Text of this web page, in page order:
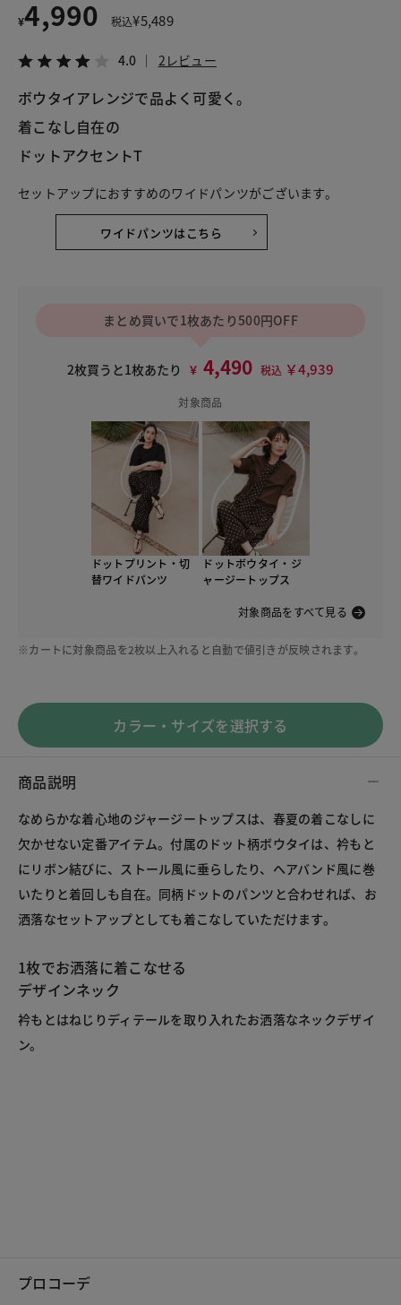
¥4,990 税込¥5,489
4.0 2レビュー
ボウタイアレンジで品よく可愛く。
着こなし自在の
ドットアクセントT
セットアップにおすすめのワイドパンツがございます。
ワイドパンツはこちら
まとめ買いで1枚あたり500円OFF
2枚買うと1枚あたり ￥ 4,490 税込 ￥4,939
対象商品
ドットプリント・切
替ワイドパンツ
ドットボウタイ・ジ
ャージートップス
対象商品をすべて見る
※カートに対象商品を2枚以上入れると自動で値引きが反映されます。
カラー・サイズを選択する
商品説明
なめらかな着心地のジャージートップスは、春夏の着こなしに
欠かせない定番アイテム。付属のドット柄ボウタイは、衿もと
にリボン結びに、ストール風に垂らしたり、ヘアバンド風に巻
いたりと着回しも自在。同柄ドットのパンツと合わせれば、お
洒落なセットアップとしても着こなしていただけます。
1枚でお洒落に着こなせる
衿もとはねじりディテールを取り入れたお洒落なネックデザイ
ン。
プロコーデ
ドットボウタイ・ジャージートップス
¥4,990
税込¥5,489